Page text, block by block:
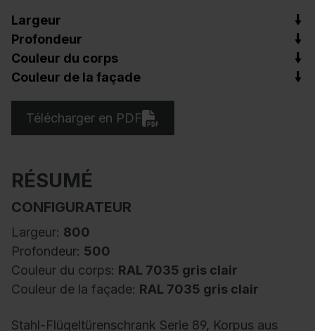
Largeur
Profondeur
Couleur du corps
Couleur de la façade
Télécharger en PDF
RÉSUMÉ
CONFIGURATEUR
Largeur: 800
Profondeur: 500
Couleur du corps: RAL 7035 gris clair
Couleur de la façade: RAL 7035 gris clair
Stahl-Flügeltürenschrank Serie 89, Korpus aus